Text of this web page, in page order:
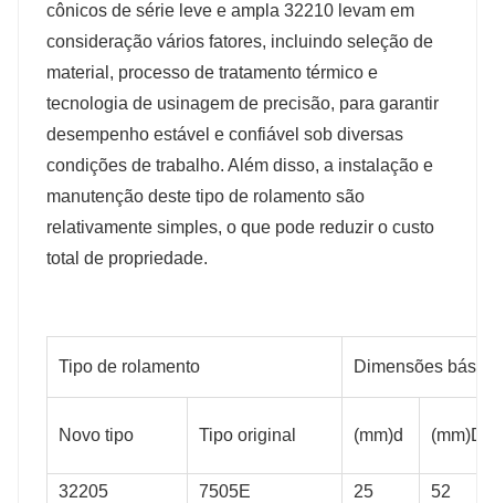
cônicos de série leve e ampla 32210 levam em
consideração vários fatores, incluindo seleção de
material, processo de tratamento térmico e
tecnologia de usinagem de precisão, para garantir
desempenho estável e confiável sob diversas
condições de trabalho. Além disso, a instalação e
manutenção deste tipo de rolamento são
relativamente simples, o que pode reduzir o custo
total de propriedade.
Tipo de rolamento Dimensões
Novo tipo Tipo original (mm)d (mm)D
32205 7505E 25
52